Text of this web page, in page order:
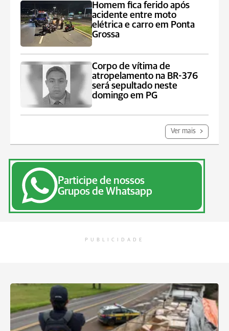
Homem fica ferido após
acidente entre moto
elétrica e carro em Ponta
Grossa
Corpo de vítima de
atropelamento na BR-376
será sepultado neste
domingo em PG
Ver mais
Participe de nossos
Grupos de Whatsapp
PUBLICIDADE